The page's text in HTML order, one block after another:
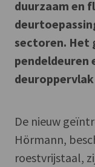
duurzaam en
sectoren. Het
pendeldeuren
De nieuw
Hörmann,
roestvrijstaal,